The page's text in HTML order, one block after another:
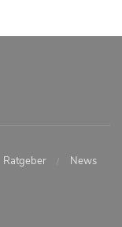
Ratgeber News